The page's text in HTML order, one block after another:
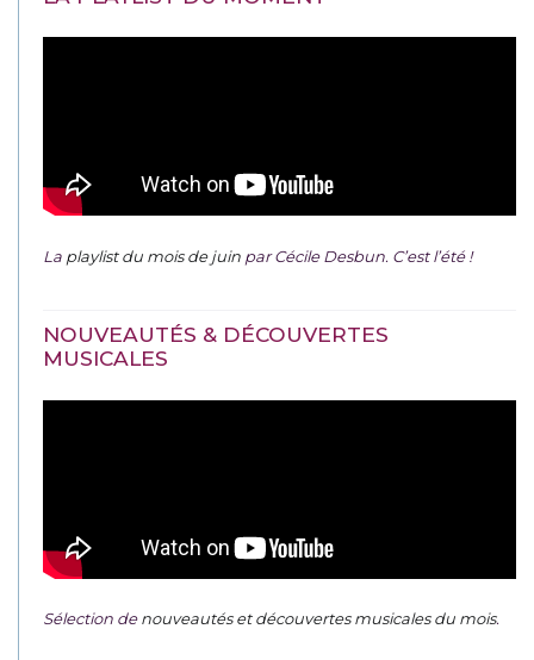
La playlist du mois de juin par Cécile Desbun. C’est l’été !
NOUVEAUTÉS & DÉCOUVERTES
MUSICALES
Sélection denouveautés et découvertes musicales du mois.